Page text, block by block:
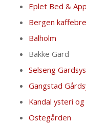
Eplet Bed &
Bergen
Balholm
Bakke Gard
Selseng
Gangstad
Kandal ysteri
Ostegården